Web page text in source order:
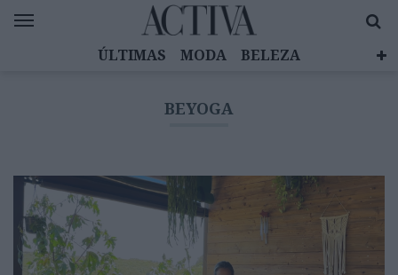
ÚLTIMAS MODA
BELEZA
MULHERES INSPIRADORAS
BEYOGA